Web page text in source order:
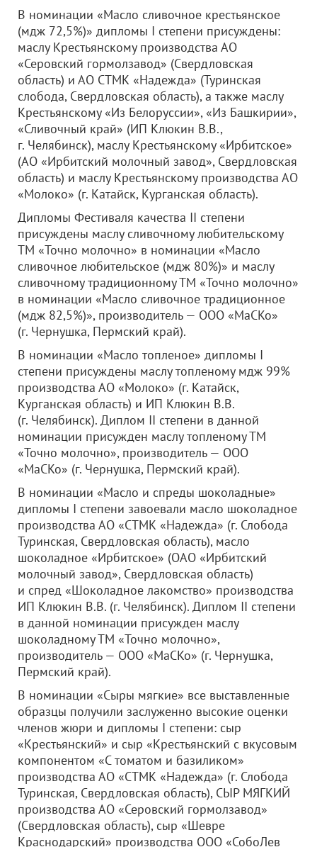
В номинации «Масло сливочное крестьянское
(мдж 72,5%)» дипломы I степени присуждены:
маслу Крестьянскому производства АО
«Серовский гормолзавод» (Свердловская
область) и АО СТМК «Надежда» (Туринская
слобода, Свердловская область), а также маслу
Крестьянскому «Из Белоруссии», «Из Башкирии»,
«Сливочный край» (ИП Клюкин В.В.,
г. Челябинск), маслу Крестьянскому «Ирбитское»
(АО «Ирбитский молочный завод», Свердловская
область) и маслу Крестьянскому производства АО
«Молоко» (г. Катайск, Курганская область).
Дипломы Фестиваля качества II степени
присуждены маслу сливочному любительскому
ТМ «Точно молочно» в номинации «Масло
сливочное любительское (мдж 80%)» и маслу
сливочному традиционному ТМ «Точно молочно»
в номинации «Масло сливочное традиционное
(мдж 82,5%)», производитель — ООО «МаСКо»
(г. Чернушка, Пермский край).
В номинации «Масло топленое» дипломы I
степени присуждены маслу топленому мдж 99%
производства АО «Молоко» (г. Катайск,
Курганская область) и ИП Клюкин В.В.
(г. Челябинск). Диплом II степени в данной
номинации присужден маслу топленому ТМ
«Точно молочно», производитель — ООО
«МаСКо» (г. Чернушка, Пермский край).
В номинации «Масло и спреды шоколадные»
дипломы I степени завоевали масло шоколадное
производства АО «СТМК «Надежда» (г. Слобода
Туринская, Свердловская область), масло
шоколадное «Ирбитское» (ОАО «Ирбитский
молочный завод», Свердловская область)
и спред «Шоколадное лакомство» производства
ИП Клюкин В.В. (г. Челябинск). Диплом II степени
в данной номинации присужден маслу
шоколадному ТМ «Точно молочно»,
производитель — ООО «МаСКо» (г. Чернушка,
Пермский край).
В номинации «Сыры мягкие» все выставленные
образцы получили заслуженно высокие оценки
членов жюри и дипломы I степени: сыр
«Крестьянский» и сыр «Крестьянский с вкусовым
компонентом «С томатом и базиликом»
производства АО «СТМК «Надежда» (г. Слобода
Туринская, Свердловская область), СЫР МЯГКИЙ
производства АО «Серовский гормолзавод»
(Свердловская область), сыр «Шевре
Краснодарский» производства ООО «СобоЛев